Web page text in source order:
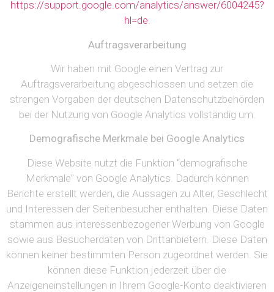
https://support.google.com/analytics/answer/6004245?
hl=de.
Auftragsverarbeitung
Wir haben mit Google einen Vertrag zur
Auftragsverarbeitung abgeschlossen und setzen die
strengen Vorgaben der deutschen Datenschutzbehörden
bei der Nutzung von Google Analytics vollständig um.
Demografische Merkmale bei Google Analytics
Diese Website nutzt die Funktion “demografische
Merkmale” von Google Analytics. Dadurch können
Berichte erstellt werden, die Aussagen zu Alter, Geschlecht
und Interessen der Seitenbesucher enthalten. Diese Daten
stammen aus interessenbezogener Werbung von Google
sowie aus Besucherdaten von Drittanbietern. Diese Daten
können keiner bestimmten Person zugeordnet werden. Sie
können diese Funktion jederzeit über die
Anzeigeneinstellungen in Ihrem Google-Konto deaktivieren